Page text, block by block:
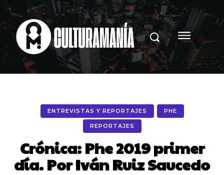
ENTREVISTAS Y REPORTAJES PHE
REPORTAJES
Crónica: Phe 2019 primer
día. Por Iván Ruiz Saucedo